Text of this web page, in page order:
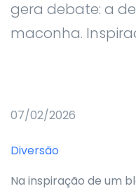
gera debate: a
maconha.
07/02/2026
Diversão
Na inspiração de um